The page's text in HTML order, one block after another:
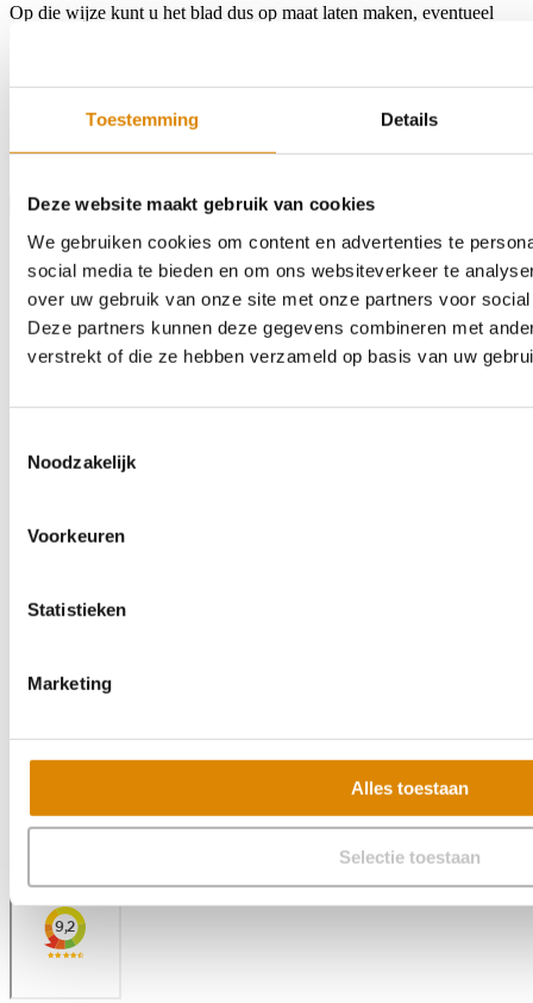
Toestemming Details
Deze website maakt gebruik van cookies
We gebruiken cookies om content en advertenties te
social media te bieden en om ons websiteverkeer te
over uw gebruik van onze site met onze partners voor
Deze partners kunnen deze gegevens combineren met
verstrekt of die ze hebben verzameld op basis van uw
Noodzakelijk
Voorkeuren
Statistieken
Marketing
Alles toestaan
Selectie toestaan
Op die wijze kunt u het blad dus op maat laten maken, eventueel
4164EM RPO
Afwerking:32mm ABS
Product bestellen
Home Assortiment Kleurstalen Over ons Outlet Contact Zoeken